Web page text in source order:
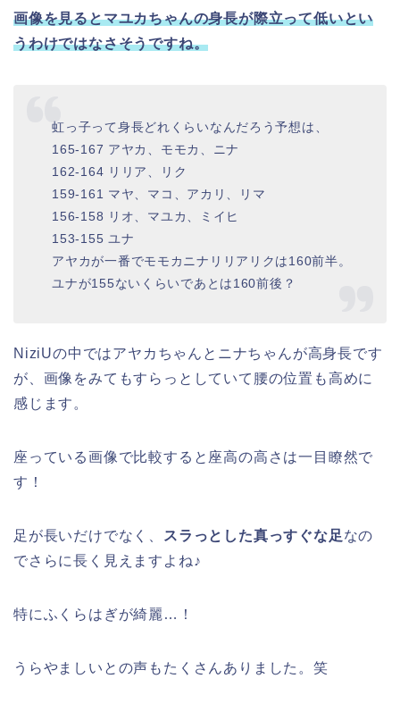
画像を見るとマユカちゃんの身長が際立って低いとい
うわけではなさそうですね。
虹っ子って身長どれくらいなんだろう予想は、
165-167 アヤカ、モモカ、ニナ
162-164 リリア、リク
159-161 マヤ、マコ、アカリ、リマ
156-158 リオ、マユカ、ミイヒ
153-155 ユナ
アヤカが一番でモモカニナリリアリクは160前半。
ユナが155ないくらいであとは160前後？
NiziUの中ではアヤカちゃんとニナちゃんが高身長です
が、画像をみてもすらっとしていて腰の位置も高めに
感じます。
座っている画像で比較すると座高の高さは一目瞭然で
す！
足が長いだけでなく、 スラっとした真っすぐな足 なの
でさらに長く見えますよね♪
特にふくらはぎが綺麗…！
うらやましいとの声もたくさんありました。笑